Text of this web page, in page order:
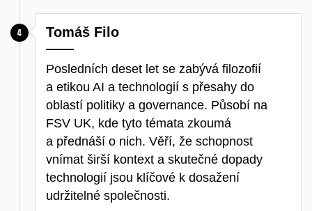
Tomáš Filo
Posledních deset let se zabývá filozofií
a etikou AI a technologií s přesahy do
oblastí politiky a governance. Působí na
FSV UK, kde tyto témata zkoumá
a přednáší o nich. Věří, že schopnost
vnímat širší kontext a skutečné dopady
technologií jsou klíčové k dosažení
udržitelné společnosti.